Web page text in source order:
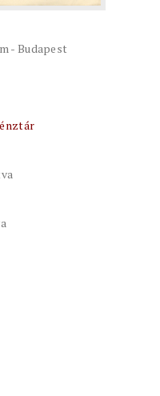
- Budapest